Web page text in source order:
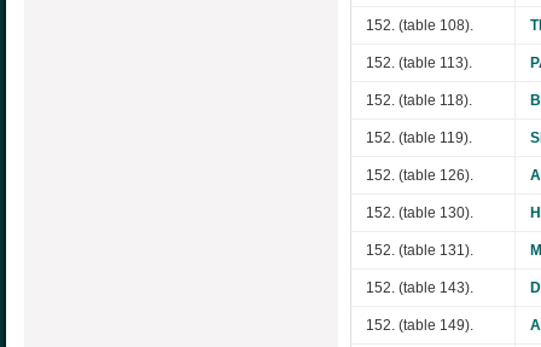
152. (table 108).
152. (table 113).
152. (table 118).
152. (table 119).
152. (table 126).
152. (table 130).
152. (table 131).
152. (table 143).
152. (table 149).